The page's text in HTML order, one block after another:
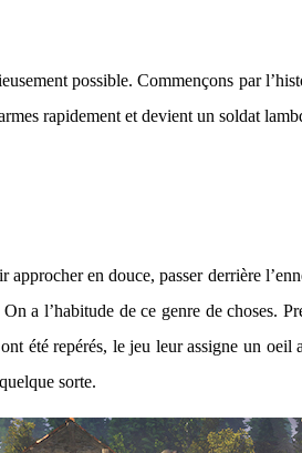
possible. Commençons par
rapidement et devient un soldat
en douce, passer derrière
a l’habitude de ce genre de choses.
été repérés, le jeu leur assigne un
sorte.